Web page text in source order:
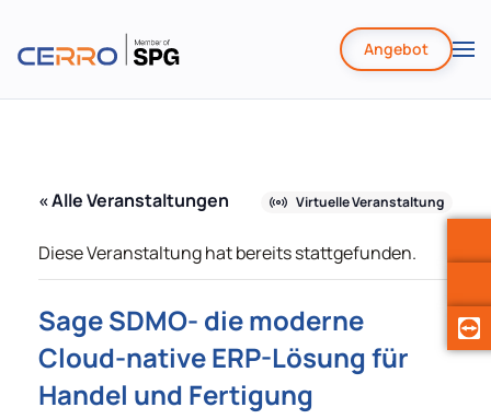
Zum
Angebot
« Alle Veranstaltungen Virtuelle Veranstaltung
Diese Veranstaltung hat bereits stattgefunden.
Sage SDMO- die moderne
Cloud-native ERP-Lösung für
Handel und Fertigung